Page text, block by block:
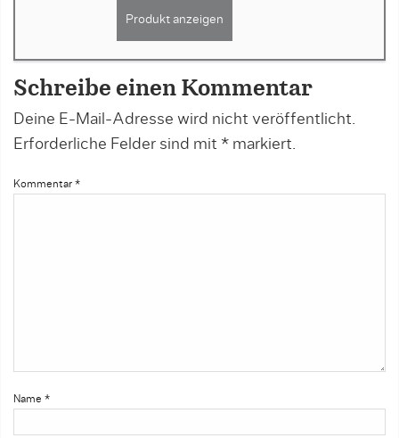
Produkt anzeigen
Schreibe einen Kommentar
Deine E-Mail-Adresse wird nicht veröffentlicht.
Erforderliche Felder sind mit * markiert.
Kommentar *
Name *